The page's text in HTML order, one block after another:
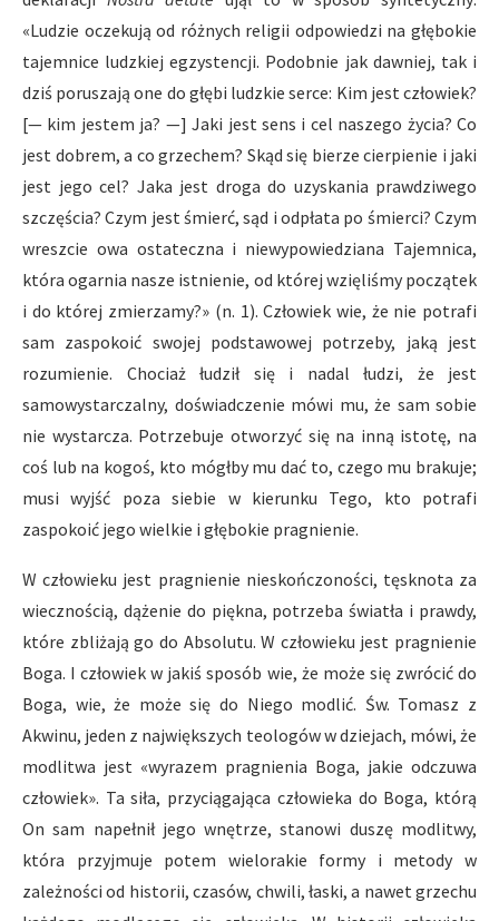
«Ludzie oczekują od różnych religii odpowiedzi na głębokie
tajemnice ludzkiej egzystencji. Podobnie jak dawniej, tak i
dziś poruszają one do głębi ludzkie serce: Kim jest człowiek?
[— kim jestem ja? —] Jaki jest sens i cel naszego życia? Co
jest dobrem, a co grzechem? Skąd się bierze cierpienie i jaki
jest jego cel? Jaka jest droga do uzyskania prawdziwego
szczęścia? Czym jest śmierć, sąd i odpłata po śmierci? Czym
wreszcie owa ostateczna i niewypowiedziana Tajemnica,
która ogarnia nasze istnienie, od której wzięliśmy początek
i do której zmierzamy?» (n. 1). Człowiek wie, że nie potrafi
sam zaspokoić swojej podstawowej potrzeby, jaką jest
rozumienie. Chociaż łudził się i nadal łudzi, że jest
samowystarczalny, doświadczenie mówi mu, że sam sobie
nie wystarcza. Potrzebuje otworzyć się na inną istotę, na
coś lub na kogoś, kto mógłby mu dać to, czego mu brakuje;
musi wyjść poza siebie w kierunku Tego, kto potrafi
zaspokoić jego wielkie i głębokie pragnienie.
W człowieku jest pragnienie nieskończoności, tęsknota za
wiecznością, dążenie do piękna, potrzeba światła i prawdy,
które zbliżają go do Absolutu. W człowieku jest pragnienie
Boga. I człowiek w jakiś sposób wie, że może się zwrócić do
Boga, wie, że może się do Niego modlić. Św. Tomasz z
Akwinu, jeden z największych teologów w dziejach, mówi, że
modlitwa jest «wyrazem pragnienia Boga, jakie odczuwa
człowiek». Ta siła, przyciągająca człowieka do Boga, którą
On sam napełnił jego wnętrze, stanowi duszę modlitwy,
która przyjmuje potem wielorakie formy i metody w
zależności od historii, czasów, chwili, łaski, a nawet grzechu